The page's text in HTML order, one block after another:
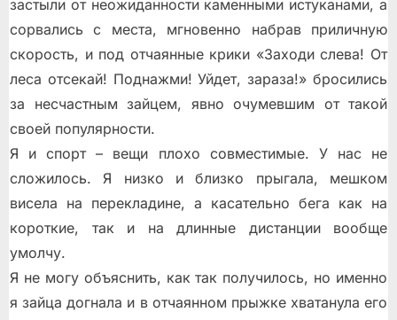
застыли от неожиданности каменными истуканами, а
сорвались с места, мгновенно набрав приличную
скорость, и под отчаянные крики «Заходи слева! От
леса отсекай! Поднажми! Уйдет, зараза!» бросились
за несчастным зайцем, явно очумевшим от такой
своей популярности.
Я и спорт – вещи плохо совместимые. У нас не
сложилось. Я низко и близко прыгала, мешком
висела на перекладине, а касательно бега как на
короткие, так и на длинные дистанции вообще
умолчу.
Я не могу объяснить, как так получилось, но именно
я зайца догнала и в отчаянном прыжке хватанула его